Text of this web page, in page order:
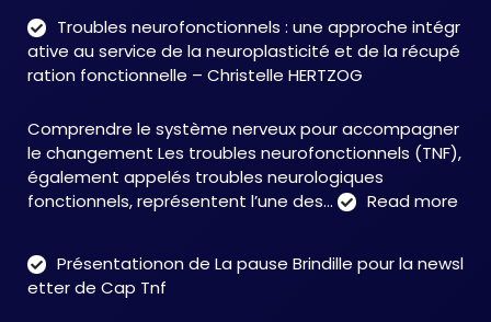
Accompagnement
:
accompagner
face
aux
TNF
Troubles neurofonctionnels : une approche intégr
ative au service de la neuroplasticité et de la récupé
ration fonctionnelle – Christelle HERTZOG
Comprendre le système nerveux pour accompagner
le changement Les troubles neurofonctionnels (TNF),
également appelés troubles neurologiques
fonctionnels, représentent l’une des…
Read more
:
Présentationon de La pause Brindille pour la newsl
etter de Cap Tnf